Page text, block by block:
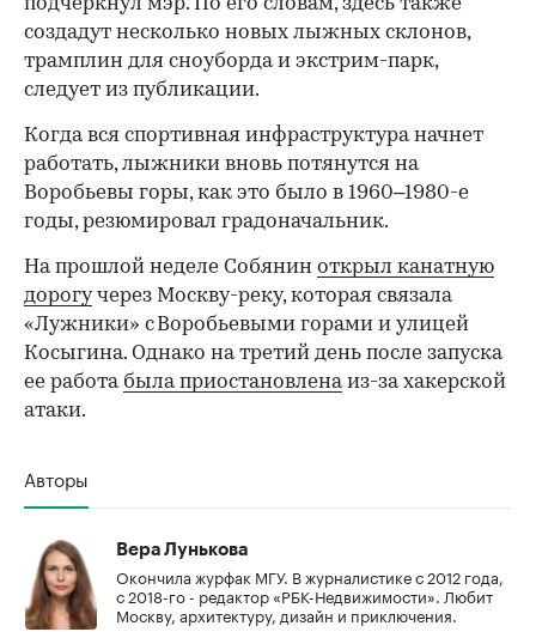
создадут несколько новых лыжных склонов,
трамплин для сноуборда и экстрим-парк,
следует из публикации.
Когда вся спортивная инфраструктура начнет
работать, лыжники вновь потянутся на
Воробьевы горы, как это было в 1960–1980-е
годы, резюмировал градоначальник.
На прошлой неделе Собянин открыл канатную
дорогучерез Москву-реку, которая связала
«Лужники» с Воробьевыми горами и улицей
Косыгина. Однако на третий день после запуска
ее работа была приостановленаиз-за хакерской
атаки.
Авторы
Вера Лунькова
Окончила журфак МГУ. В журналистике с 2012 года,
с 2018-го - редактор «РБК-Недвижимости». Любит
Москву, архитектуру, дизайн и приключения.